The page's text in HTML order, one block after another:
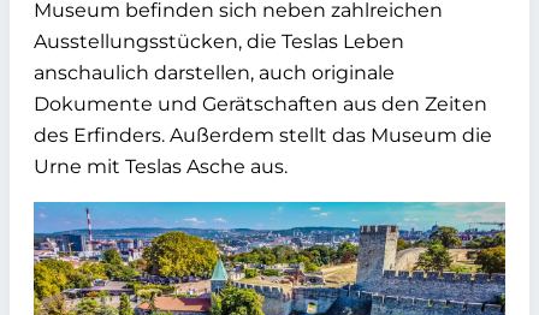
Museum befinden sich neben zahlreichen
Ausstellungsstücken, die Teslas Leben
anschaulich darstellen, auch originale
Dokumente und Gerätschaften aus den Zeiten
des Erfinders. Außerdem stellt das Museum die
Urne mit Teslas Asche aus.